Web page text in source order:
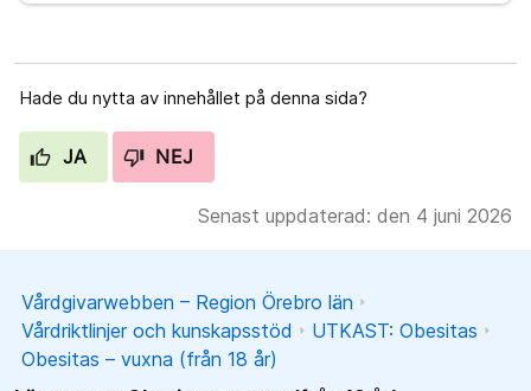
Hade du nytta av innehållet på denna sida?
JA NEJ
Senast uppdaterad: den 4 juni 2026
Vårdgivarwebben – Region Örebro län
Vårdriktlinjer och kunskapsstöd
UTKAST: Obesitas
Obesitas – vuxna (från 18 år)